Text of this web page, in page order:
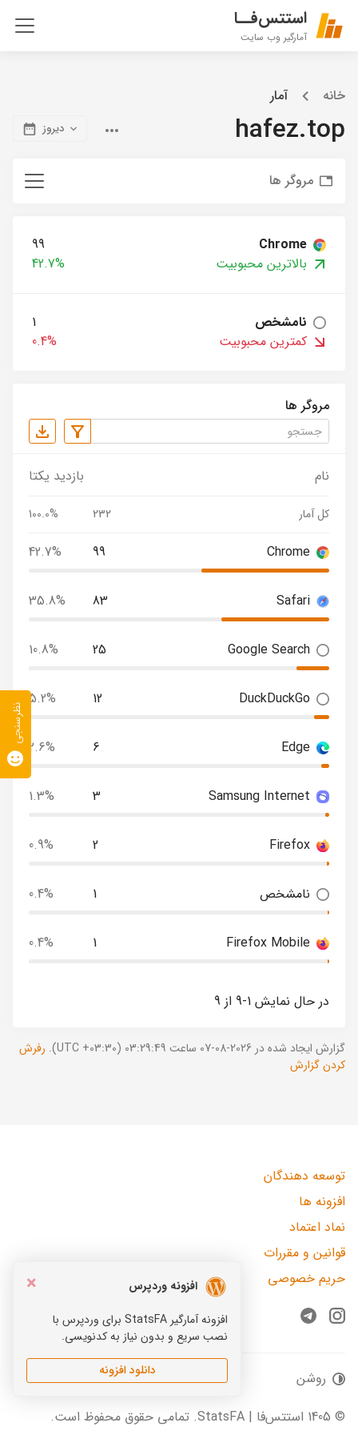
استتس‌فــا
آمارگیر وب سایت
خانه آمار
hafez.top دیروز
مروگر ها
Chrome
99
بالاترین محبوبیت
42.7%
نامشخص
1
کمترین محبوبیت
0.4%
مروگر ها
نام بازدید یکتا
کل آمار 232
100.0%
Chrome
99
42.7%
Safari
83
35.8%
Google Search
25
10.8%
DuckDuckGo
12
5.2%
Edge
6
2.6%
Samsung Internet
3
1.3%
Firefox
2
0.9%
نامشخص 1
0.4%
Firefox Mobile
1
0.4%
در حال نمایش 1-9 از 9
گزارش ایجاد شده در 2026-08-07 ساعت 03:29:49 (UTC +03:30).
رفرش
کردن گزارش
×
افزونه وردپرس
افزونه آمارگیر StatsFA برای وردپرس با
نصب سریع و بدون نیاز به کدنویسی.
دانلود افزونه
توسعه دهندگان
افزونه ها
نماد اعتماد
قوانین و مقررات
حریم خصوصی
Instagram
Telegram
© 1405 استتس‌فا | StatsFA. تمامی حقوق محفوظ است.
روشن
نظرسنجی